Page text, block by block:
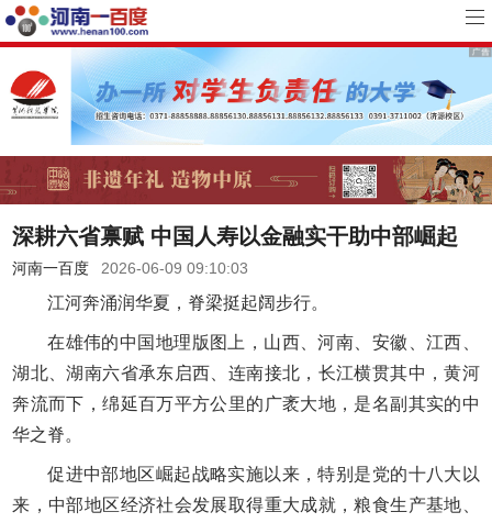
深耕六省禀赋 中国人寿以金融实干助中部崛起
河南一百度 2026-06-09 09:10:03
江河奔涌润华夏，脊梁挺起阔步行。
在雄伟的中国地理版图上，山西、河南、安徽、江西、
湖北、湖南六省承东启西、连南接北，长江横贯其中，黄河
奔流而下，绵延百万平方公里的广袤大地，是名副其实的中
华之脊。
促进中部地区崛起战略实施以来，特别是党的十八大以
来，中部地区经济社会发展取得重大成就，粮食生产基地、